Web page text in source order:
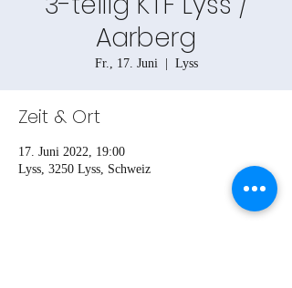
Aarberg
Fr., 17. Juni
  |
Lyss
Zeit & Ort
17. Juni 2022, 19:00
Lyss, 3250 Lyss, Schweiz